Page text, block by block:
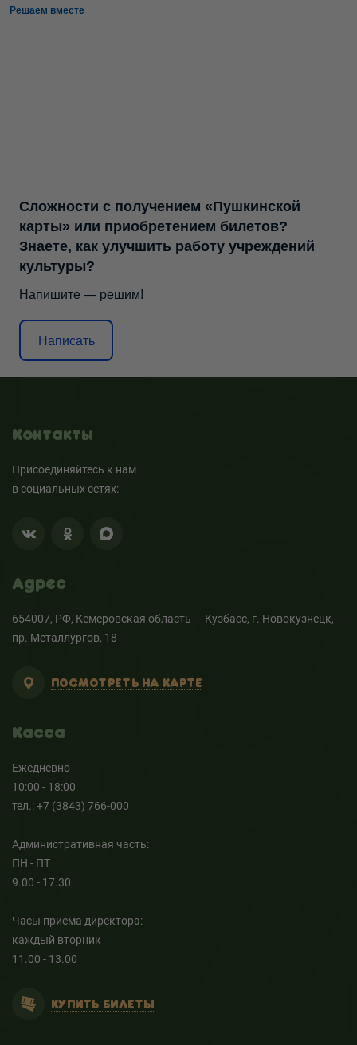
Решаем вместе
Сложности с получением «Пушкинской
карты» или приобретением билетов?
Знаете, как улучшить работу учреждений
культуры?
Напишите — решим!
Написать
Контакты
Присоединяйтесь к нам
в социальных сетях:
Адрес
654007, РФ, Кемеровская область — Кузбасс, г. Новокузнецк,
пр. Металлургов, 18
ПОСМОТРЕТЬ НА КАРТЕ
Касса
Ежедневно
10:00 - 18:00
тел.: +7 (3843) 766-000
Административная часть:
ПН - ПТ
9.00 - 17.30
Часы приема директора:
каждый вторник
11.00 - 13.00
КУПИТЬ БИЛЕТЫ